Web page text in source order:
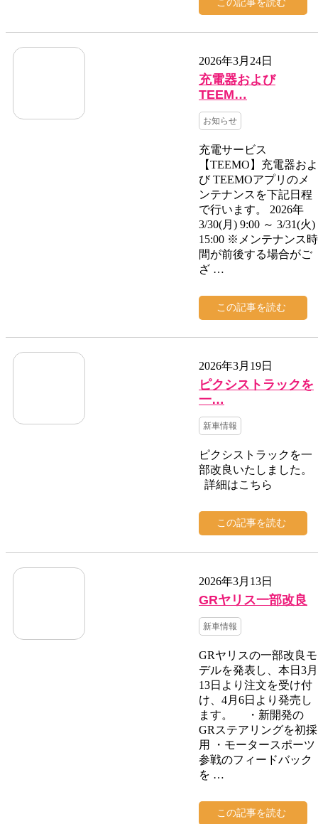
この記事を読む
2026年3月24日
充電器および
TEEM…
お知らせ
充電サービス
【TEEMO】充電器およ
び TEEMOアプリのメ
ンテナンスを下記日程
で行います。 2026年
3/30(月) 9:00 ～ 3/31(火)
15:00 ※メンテナンス時
間が前後する場合がご
ざ …
この記事を読む
2026年3月19日
ピクシストラックを
一…
新車情報
ピクシストラックを一
部改良いたしました。
詳細はこちら
この記事を読む
2026年3月13日
GRヤリス一部改良
新車情報
GRヤリスの一部改良モ
デルを発表し、本日3月
13日より注文を受け付
け、4月6日より発売し
ます。 ・新開発の
GRステアリングを初採
用 ・モータースポーツ
参戦のフィードバック
を …
この記事を読む